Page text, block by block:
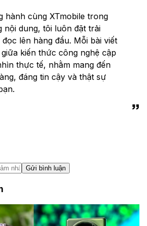
hành cùng XTmobile trong
nội dung, tôi luôn đặt trải
đọc lên hàng đầu. Mỗi bài viết
kiến thức công nghệ cập
thực tế, nhằm mang đến
đáng tin cậy và thật sự
Gửi bình luận